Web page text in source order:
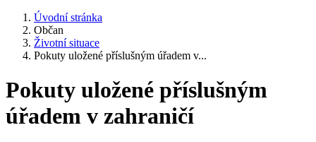
Úvodní stránka
Občan
Životní situace
Pokuty uložené příslušným úřadem v...
Pokuty uložené příslušným
úřadem v zahraničí